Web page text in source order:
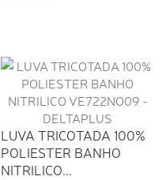
LUVA TRICOTADA 100%
POLIESTER BANHO
NITRILICO...